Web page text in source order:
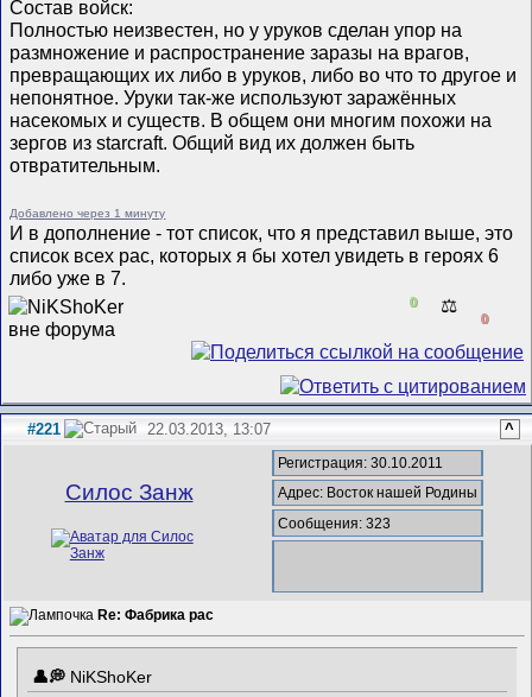
Состав войск:
Полностью неизвестен, но у уруков сделан упор на
размножение и распространение заразы на врагов,
превращающих их либо в уруков, либо во что то другое и
непонятное. Уруки так-же используют заражённых
насекомых и существ. В общем они многим похожи на
зергов из starcraft. Общий вид их должен быть
отвратительным.
Добавлено через 1 минуту
И в дополнение - тот список, что я представил выше, это
список всех рас, которых я бы хотел увидеть в героях 6
либо уже в 7.
0 ⚖️
0
#221 22.03.2013, 13:07 ^
Силос Занж
Регистрация: 30.10.2011
Адрес: Восток нашей Родины
Сообщения: 323
Re: Фабрика рас
NiKShoKer